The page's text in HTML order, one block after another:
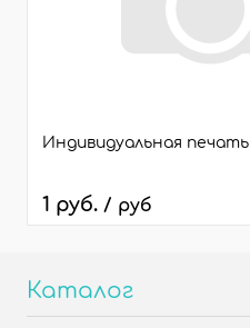
Индивидуальная печать
1 руб. / руб
Каталог